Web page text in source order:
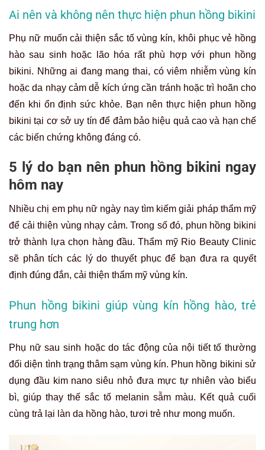
Ai nên và không nên thực hiện phun hồng bikini
Phụ nữ muốn cải thiện sắc tố vùng kín, khôi phục vẻ hồng
hào sau sinh hoặc lão hóa rất phù hợp với phun hồng
bikini. Những ai đang mang thai, có viêm nhiễm vùng kín
hoặc da nhạy cảm dễ kích ứng cần tránh hoặc trì hoãn cho
đến khi ổn định sức khỏe. Bạn nên thực hiện phun hồng
bikini tại cơ sở uy tín để đảm bảo hiệu quả cao và hạn chế
các biến chứng không đáng có.
5 lý do bạn nên phun hồng bikini ngay
hôm nay
Nhiều chị em phụ nữ ngày nay tìm kiếm giải pháp thẩm mỹ
để cải thiện vùng nhạy cảm. Trong số đó, phun hồng bikini
trở thành lựa chọn hàng đầu. Thẩm mỹ Rio Beauty Clinic
sẽ phân tích các lý do thuyết phục để bạn đưa ra quyết
định đúng đắn, cải thiện thẩm mỹ vùng kín.
Phun hồng bikini giúp vùng kín hồng hào, trẻ
trung hơn
Phụ nữ sau sinh hoặc do tác động của nội tiết tố thường
đối diện tình trạng thâm sạm vùng kín. Phun hồng bikini sử
dụng đầu kim nano siêu nhỏ đưa mực tự nhiên vào biểu
bì, giúp thay thế sắc tố melanin sẫm màu. Kết quả cuối
cùng trả lại làn da hồng hào, tươi trẻ như mong muốn.